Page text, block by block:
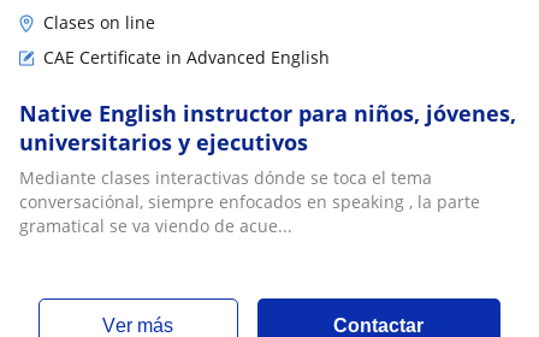
Clases on line
CAE Certificate in Advanced English
Native English instructor para niños, jóvenes,
universitarios y ejecutivos
Mediante clases interactivas dónde se toca el tema
conversaciónal, siempre enfocados en speaking , la parte
gramatical se va viendo de acue...
ver más Contactar